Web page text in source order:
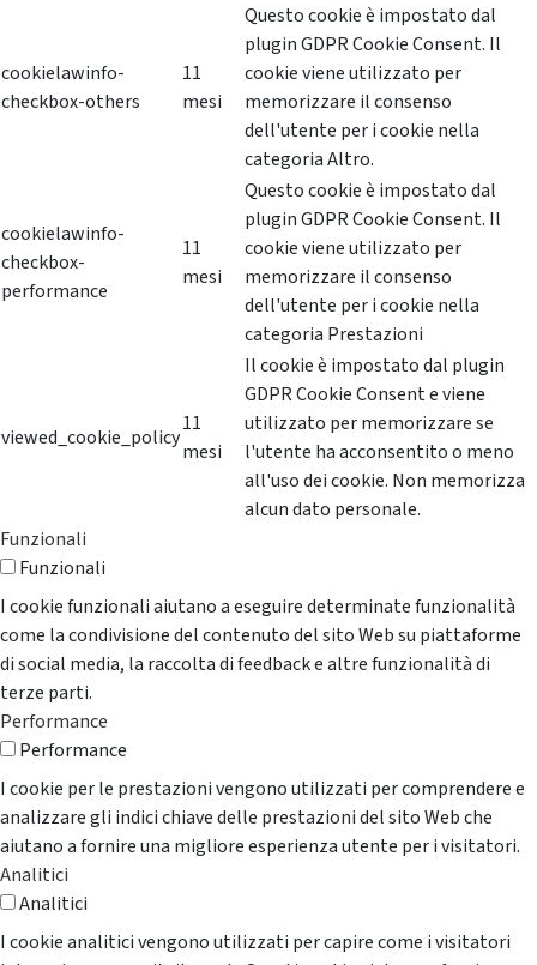
cookielawinfo-
checkbox-others
11
mesi
Questo cookie è impostato dal
plugin GDPR Cookie Consent. Il
cookie viene utilizzato per
memorizzare il consenso
dell'utente per i cookie nella
categoria Altro.
cookielawinfo-
checkbox-
performance
11
mesi
Questo cookie è impostato dal
plugin GDPR Cookie Consent. Il
cookie viene utilizzato per
memorizzare il consenso
dell'utente per i cookie nella
categoria Prestazioni
viewed_cookie_policy
11
mesi
Il cookie è impostato dal plugin
GDPR Cookie Consent e viene
utilizzato per memorizzare se
l'utente ha acconsentito o meno
all'uso dei cookie. Non memorizza
alcun dato personale.
Funzionali
Funzionali
I cookie funzionali aiutano a eseguire determinate funzionalità
come la condivisione del contenuto del sito Web su piattaforme
di social media, la raccolta di feedback e altre funzionalità di
terze parti.
Performance
Performance
I cookie per le prestazioni vengono utilizzati per comprendere e
analizzare gli indici chiave delle prestazioni del sito Web che
aiutano a fornire una migliore esperienza utente per i visitatori.
Analitici
Analitici
I cookie analitici vengono utilizzati per capire come i visitatori